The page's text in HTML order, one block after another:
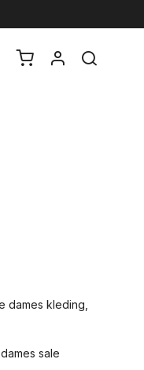
dames kleding,
sale